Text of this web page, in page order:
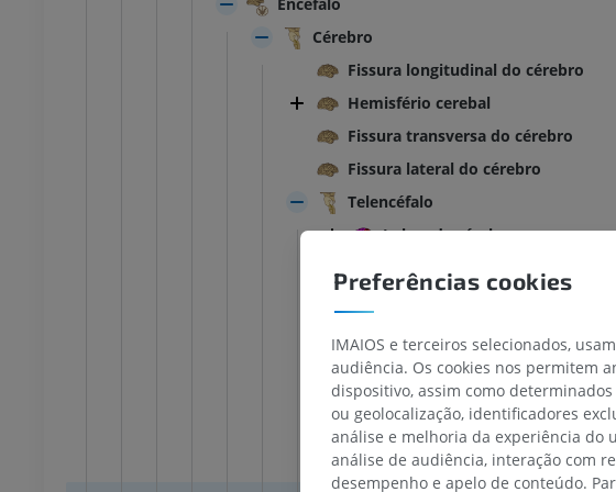
Cérebro
Fissura longitudinal do cérebro
Hemisfério cerebal
Fissura transversa do cérebro
Fissura lateral do cérebro
Telencéfalo
Lobos de cérebro
Sulcos interlobares
Sulco lateral
Sulco parietoccipital
Incisura pré-occipital
Sulco do corpo caloso
Sulco do cíngulo
MEMBRO
Preferências cookies
IMAIOS e terceiros selecionados,
audiência. Os cookies nos permitem
dispositivo, assim como
ou geolocalização, identificadores
análise e melhoria da experiência do
análise de audiência, interação com
desempenho e apelo de conteúdo.